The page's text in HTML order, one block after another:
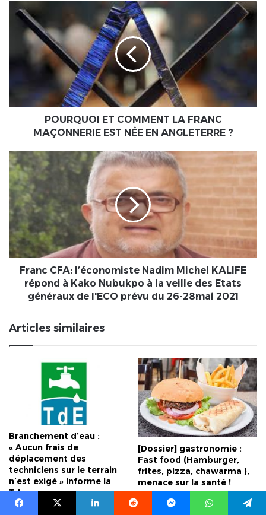
POURQUOI
COMMENT
MAÇONNERIE
EN
ANGLETERREPOURQUOI ET COMMENT LA FRANC
MAÇONNERIE EST NÉE EN ANGLETERRE ?
Franc
CFA:
l’économiste
Nadim
Michel
KALIFE
répond
à
Kako
Nubukpo
Etats
généraux
Franc CFA: l’économiste Nadim Michel KALIFE
répond à Kako Nubukpo à la veille des Etats
généraux de l'ECO prévu du 26-28mai 2021
Articles similaires
Branchement d’eau :
« Aucun frais de
déplacement des
techniciens sur le terrain
n’est exigé » informe la
Tde
8 février 2021
[Dossier] gastronomie :
Fast food (Hamburger,
frites, pizza, chawarma ),
menace sur la santé !
20 avril 2022